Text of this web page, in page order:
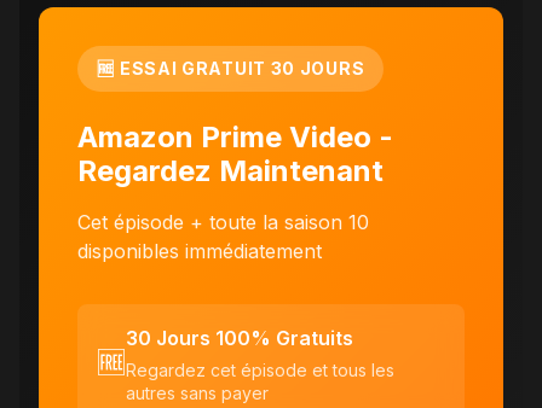
🆓 ESSAI GRATUIT 30 JOURS
Amazon Prime Video -
Regardez Maintenant
Cet épisode + toute la saison 10
disponibles immédiatement
🆓
30 Jours 100% Gratuits
Regardez cet épisode et tous les
autres sans payer